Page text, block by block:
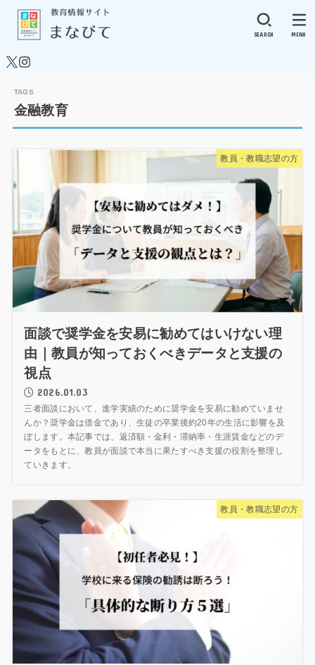
SEARCH MENU
金融教育
教員・教職志望の方
面談で奨学金を安易に勧めてはいけない理
由｜教員が知っておくべきデータと支援の
視点
2026.01.03
三者面談において、進学実績のために奨学金を安易に勧めていませ
んか？奨学金は借金であり、生徒の卒業後約20年の生活に影響を及
ぼします。本記事では、返済額・金利・滞納率・生涯賃金などのデ
ータをもとに、教員が面談で本当に果たすべき支援の役割を整理し
ていきます。
教員・教職志望の方